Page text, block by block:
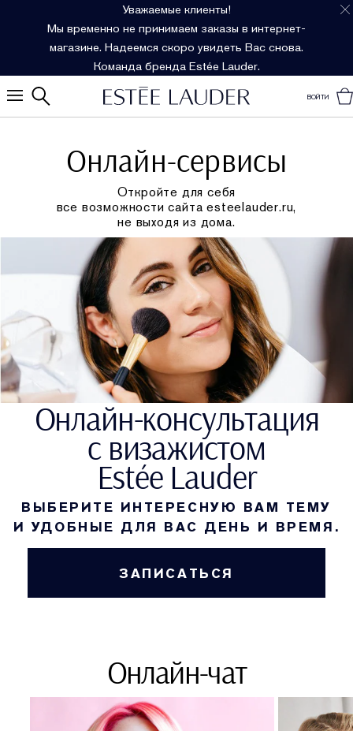
Уважаемые клиенты!
Мы временно не принимаем заказы в интернет-
магазине. Надеемся скоро увидеть Вас снова.
Команда бренда Estée Lauder.
ВОЙТИ
Онлайн-сервисы
Откройте для себя
все возможности сайта esteelauder.ru,
не выходя из дома.
Онлайн-консультация
с визажистом
Estée Lauder
ВЫБЕРИТЕ ИНТЕРЕСНУЮ ВАМ ТЕМУ
И УДОБНЫЕ ДЛЯ ВАС ДЕНЬ И ВРЕМЯ.
ЗАПИСАТЬСЯ
Онлайн-чат